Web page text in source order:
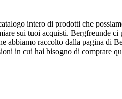
intero di prodotti che
sui tuoi acquisti. Bergfreunde
raccolto dalla pagina di
in cui hai bisogno di comprare